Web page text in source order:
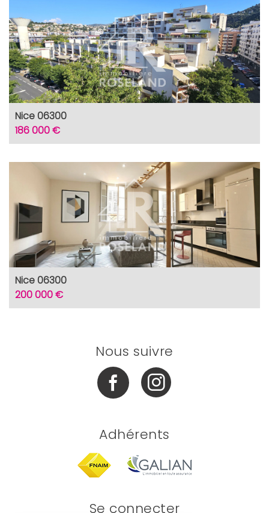
Nice 06300
186 000 €
Nice 06300
200 000 €
Nous suivre
Adhérents
Se connecter